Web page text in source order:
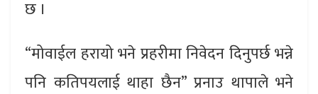
छ ।
“मोवाईल हरायो भने प्रहरीमा निवेदन दिनुपर्छ भन्ने
पनि कतिपयलाई थाहा छैन” प्रनाउ थापाले भने